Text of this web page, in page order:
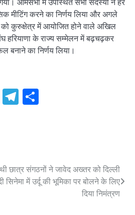
मीटिंग करने का निर्णय लिया और अगले
कुरुक्षेत्र में आयोजित होने वाले अखिल
हरियाणा के राज्य सम्मेलन में बढ़चढ़कर
का निर्णय लिया।
Pinterest
Telegram
छात्र संगठनों ने जावेद अख्तर को दिल्ली
सिनेमा में उर्दू की भूमिका पर बोलने के लिए
दिया निमंत्रण